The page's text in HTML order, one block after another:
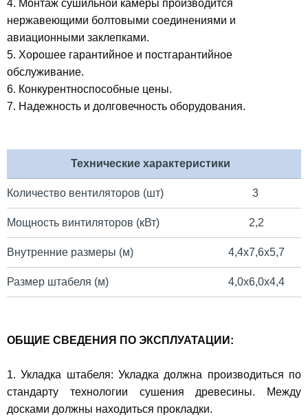
4. Монтаж сушильной камеры производится
нержавеющими болтовыми соединениями и
авиационными заклепками.
5. Хорошее гарантийное и постгарантийное
обслуживание.
6. Конкурентноспособные цены.
7. Надежность и долговечность оборудования.
Технические характеристики
Количество вентиляторов (шт) 3
Мощность винтиляторов (кВт) 2,2
Внутренние размеры (м) 4,4х7,6х5,7
Размер штабеля (м) 4,0х6,0х4,4
ОБЩИЕ СВЕДЕНИЯ ПО ЭКСПЛУАТАЦИИ:
1. Укладка штабеля: Укладка должна производиться по
стандарту технологии сушения древесины. Между
досками должны находиться прокладки.